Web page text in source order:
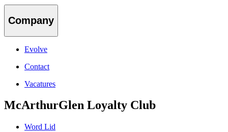
Company
Evolve
Contact
Vacatures
McArthurGlen Loyalty Club
Word Lid